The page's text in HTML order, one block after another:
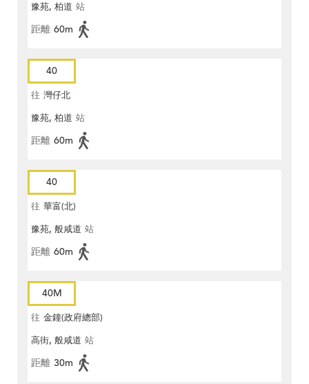
豫苑, 柏道 站
距離 60m
40
往 灣仔北
豫苑, 柏道 站
距離 60m
40
往 華富(北)
豫苑, 般咸道 站
距離 60m
40M
往 金鐘(政府總部)
高街, 般咸道 站
距離 30m